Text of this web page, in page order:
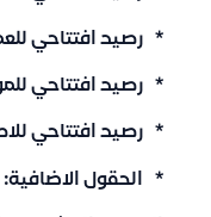
* رصيد افتتاحي
* رصيد افتتاحي
* رصيد افتتاحي
* الحقول الاضافية: